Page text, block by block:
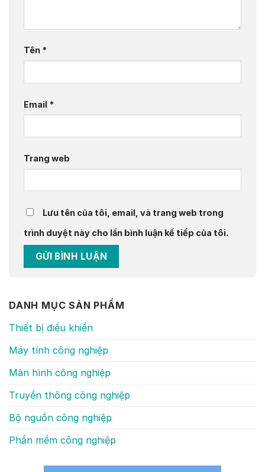
Tên *
Email *
Trang web
Lưu tên của tôi, email, và trang web trong
trình duyệt này cho lần bình luận kế tiếp của tôi.
DANH MỤC SẢN PHẨM
Thiết bị điều khiển
Máy tính công nghiệp
Màn hình công nghiệp
Truyền thông công nghiệp
Bộ nguồn công nghiệp
Phần mềm công nghiệp